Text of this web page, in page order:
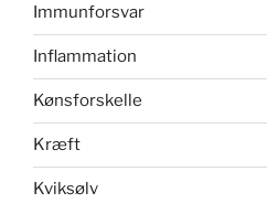
Immunforsvar
Inflammation
Kønsforskelle
Kræft
Kviksølv